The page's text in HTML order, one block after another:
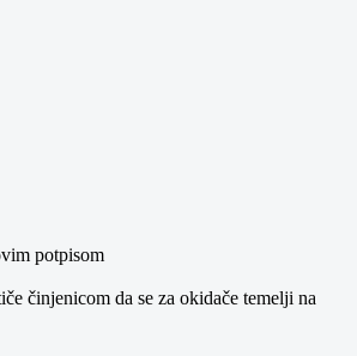
potpisom
činjenicom da se za okidače temelji na